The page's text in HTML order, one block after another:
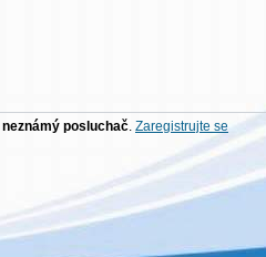
neznámý posluchač. Zaregistrujte se